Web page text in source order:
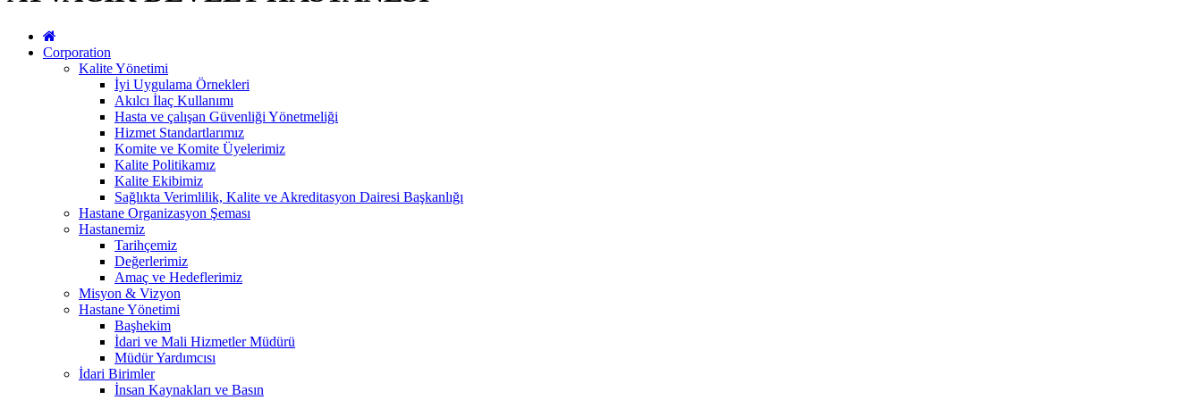
Corporation
Kalite Yönetimi
İyi Uygulama Örnekleri
Akılcı İlaç Kullanımı
Hasta ve çalışan Güvenliği Yönetmeliği
Hizmet Standartlarımız
Komite ve Komite Üyelerimiz
Kalite Politikamız
Kalite Ekibimiz
Sağlıkta Verimlilik, Kalite ve Akreditasyon Dairesi Başkanlığı
Hastane Organizasyon Şeması
Hastanemiz
Tarihçemiz
Değerlerimiz
Amaç ve Hedeflerimiz
Misyon & Vizyon
Hastane Yönetimi
Başhekim
İdari ve Mali Hizmetler Müdürü
Müdür Yardımcısı
İdari Birimler
İnsan Kaynakları ve Basın